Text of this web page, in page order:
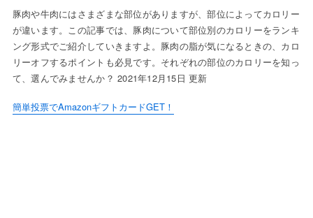
豚肉や牛肉にはさまざまな部位がありますが、部位によってカロリー
が違います。この記事では、豚肉について部位別のカロリーをランキ
ング形式でご紹介していきますよ。豚肉の脂が気になるときの、カロ
リーオフするポイントも必見です。それぞれの部位のカロリーを知っ
て、選んでみませんか？ 2021年12月15日 更新
簡単投票でAmazonギフトカードGET！